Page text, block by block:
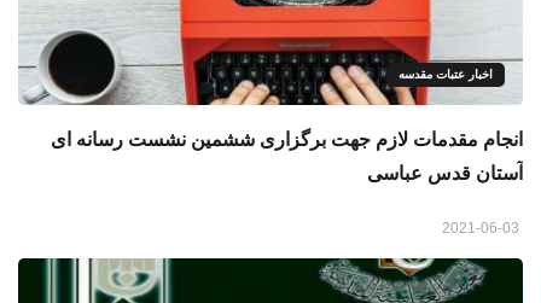
اخبار عتبات مقدسه
انجام مقدمات لازم جهت برگزاری ششمین نشست رسانه ای
آستان قدس عباسی